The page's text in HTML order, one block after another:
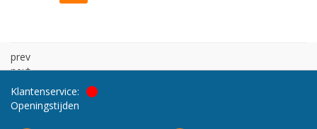
prev
next
Klantenservice:
Openingstijden